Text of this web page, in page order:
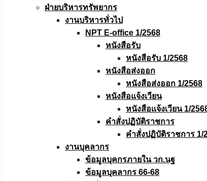
ฝ่ายบริหารทรัพยากร
งานบริหารทั่วไป
NPT E-office 1/2568
หนังสือรับ
หนังสือรับ 1/2568
หนังสือส่งออก
หนังสือส่งออก 1/2568
หนังสือแจ้งเวียน
หนังสือเเจ้งเวียน 1/
คำสั่งปฏิบัติราชการ
คำสั่งปฏิบัติราชการ 1/
งานบุคลากร
ข้อมูลบุคกรภายใน วก.นฐ
ข้อมูลบุคลากร 66-68